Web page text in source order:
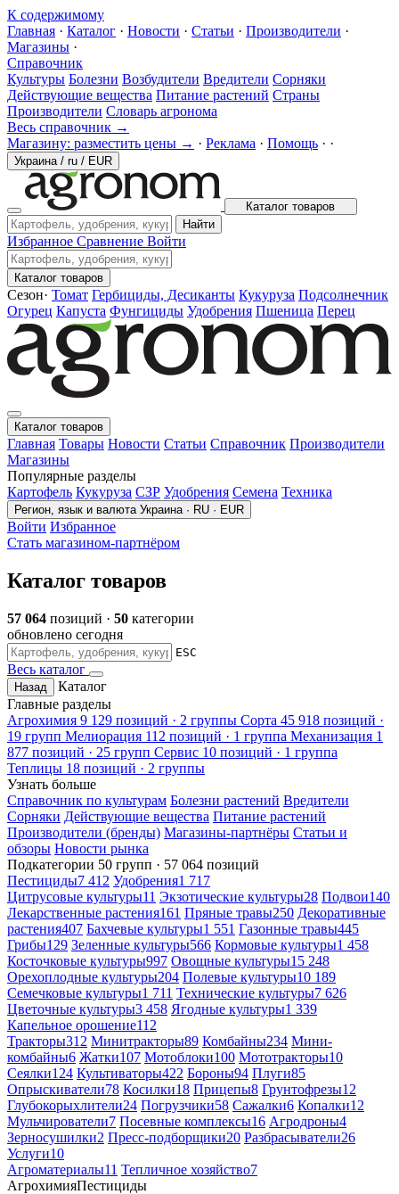
К содержимому
Главная · Каталог · Новости · Статьи · Производители ·
Магазины ·
Справочник
Культуры Болезни Возбудители Вредители Сорняки
Действующие вещества Питание растений Страны
Производители Словарь агронома
Весь справочник →
Магазину: разместить цены → · Реклама · Помощь · ·
Украина / ru / EUR
Каталог товаров
Найти
Избранное Сравнение Войти
Каталог товаров
Сезон· Томат Гербициды, Десиканты Кукуруза Подсолнечник
Огурец Капуста Фунгициды Удобрения Пшеница Перец
Каталог товаров
Главная Товары Новости Статьи Справочник Производители
Магазины
Популярные разделы
Картофель Кукуруза СЗР Удобрения Семена Техника
Регион, язык и валюта Украина · RU · EUR
Войти Избранное
Стать магазином-партнёром
Каталог товаров
57 064 позиций · 50 категории
обновлено сегодня
ESC
Весь каталог
Назад
Каталог
Главные разделы
Агрохимия 9 129 позиций · 2 группы Сорта 45 918 позиций ·
19 групп Мелиорация 112 позиций · 1 группа Механизация 1
877 позиций · 25 групп Сервис 10 позиций · 1 группа
Теплицы 18 позиций · 2 группы
Узнать больше
Справочник по культурам Болезни растений Вредители
Сорняки Действующие вещества Питание растений
Производители (бренды) Магазины-партнёры Статьи и
обзоры Новости рынка
Подкатегории 50 групп · 57 064 позиций
Пестициды7 412 Удобрения1 717
Цитрусовые культуры11 Экзотические культуры28 Подвои140
Лекарственные растения161 Пряные травы250 Декоративные
растения407 Бахчевые культуры1 551 Газонные травы445
Грибы129 Зеленные культуры566 Кормовые культуры1 458
Косточковые культуры997 Овощные культуры15 248
Орехоплодные культуры204 Полевые культуры10 189
Семечковые культуры1 711 Технические культуры7 626
Цветочные культуры3 458 Ягодные культуры1 339
Капельное орошение112
Тракторы312 Минитракторы89 Комбайны234 Мини-
комбайны6 Жатки107 Мотоблоки100 Мототракторы10
Сеялки124 Культиваторы422 Бороны94 Плуги85
Опрыскиватели78 Косилки18 Прицепы8 Грунтофрезы12
Глубокорыхлители24 Погрузчики58 Сажалки6 Копалки12
Мульчирователи7 Посевные комплексы16 Агродроны4
Зерносушилки2 Пресс-подборщики20 Разбрасыватели26
Услуги10
Агроматериалы11 Тепличное хозяйство7
АгрохимияПестициды